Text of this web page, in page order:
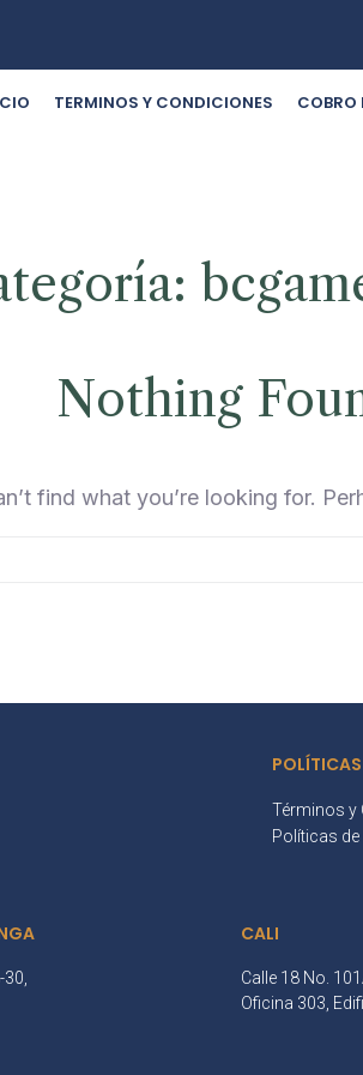
TERMINOS Y CONDICIONES COBRO
Nothing
find what you’re looking for.
POLÍTICAS
Términos y
Políticas
CALI
Calle 18 No.
Oficina 303,